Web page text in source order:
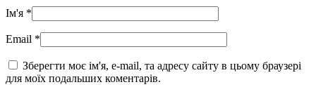
Ім'я *
Email *
Зберегти моє ім'я, e-mail, та адресу сайту в цьому браузері
для моїх подальших коментарів.